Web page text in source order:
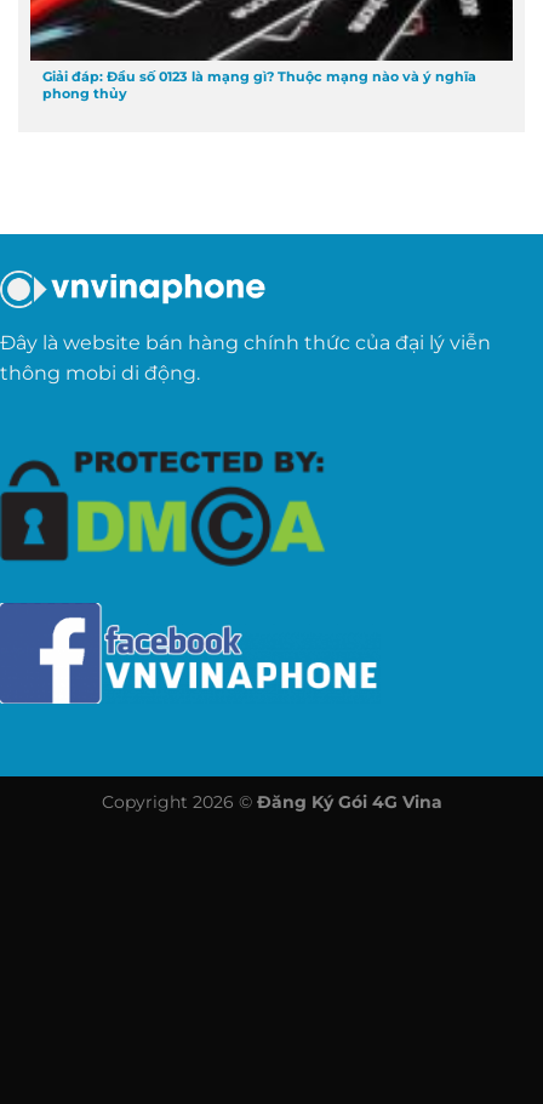
Giải đáp: Đầu số 0123 là mạng gì? Thuộc mạng nào và ý nghĩa
phong thủy
Đây là website bán hàng chính thức của đại lý viễn
thông mobi di động.
Copyright 2026 © Đăng Ký Gói 4G Vina